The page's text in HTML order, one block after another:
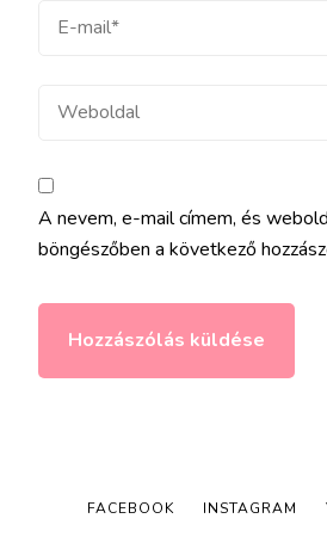
E-
Weboldal
A nevem, e-mail címem, és
böngészőben a következő
FACEBOOK INSTAGRAM